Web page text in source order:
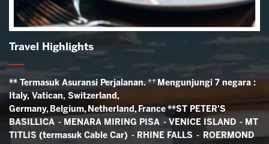
Travel Highlights
** Termasuk Asuransi Perjalanan. ** Mengunjungi 7 negara :
Italy, Vatican, Switzerland,
Germany, Belgium, Netherland,France **ST PETER'S
BASILLICA - MENARA MIRING PISA - VENICE ISLAND - MT
TITLIS (termasuk Cable Car) - RHINE FALLS - ROERMOND